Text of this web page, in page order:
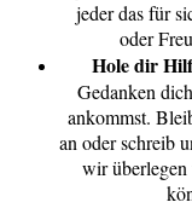
jeder das für
oder
Hole dir
Gedanken
ankommst.
an oder schreib
wir überlegen